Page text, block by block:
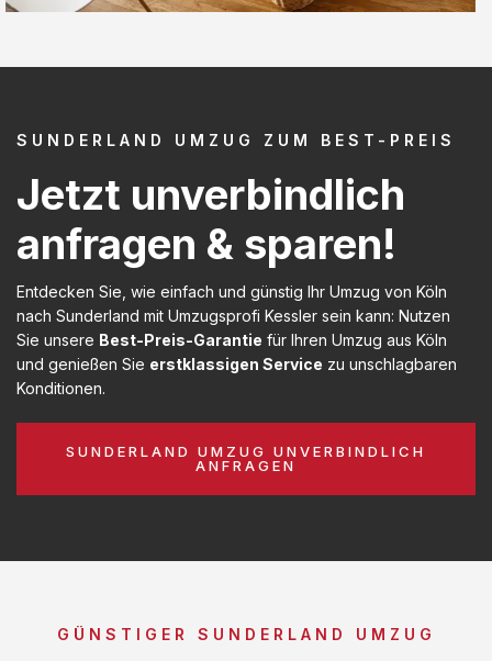
SUNDERLAND UMZUG ZUM BEST-PREIS
Jetzt unverbindlich
anfragen & sparen!
Entdecken Sie, wie einfach und günstig Ihr Umzug von Köln
nach Sunderland mit Umzugsprofi Kessler sein kann: Nutzen
Sie unsere Best-Preis-Garantie für Ihren Umzug aus Köln
und genießen Sie erstklassigen Service zu unschlagbaren
Konditionen.
SUNDERLAND UMZUG UNVERBINDLICH
ANFRAGEN
GÜNSTIGER SUNDERLAND UMZUG